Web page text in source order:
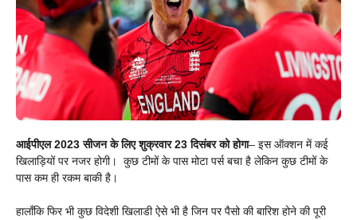
आईपीएल 2023 सीजन के लिए शुक्रवार 23 दिसंबर को होगा– इस ऑक्शन में कई
खिलाड़ियों पर नजर होगी। कुछ टीमों के पास मोटा पर्स बचा है लेकिन कुछ टीमों के
पास कम ही रकम बाकी है।
हालाँकि फिर भी कुछ विदेशी खिलाडी ऐसे भी है जिन पर पैसो की बारिश होने की पूरी